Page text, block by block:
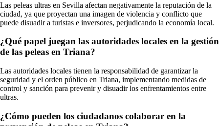
Las peleas ultras en Sevilla afectan negativamente la reputación de la
ciudad, ya que proyectan una imagen de violencia y conflicto que
puede disuadir a turistas e inversores, perjudicando la economía local.
¿Qué papel juegan las autoridades locales en la gestión
de las peleas en Triana?
Las autoridades locales tienen la responsabilidad de garantizar la
seguridad y el orden público en Triana, implementando medidas de
control y sanción para prevenir y disuadir los enfrentamientos entre
ultras.
¿Cómo pueden los ciudadanos colaborar en la